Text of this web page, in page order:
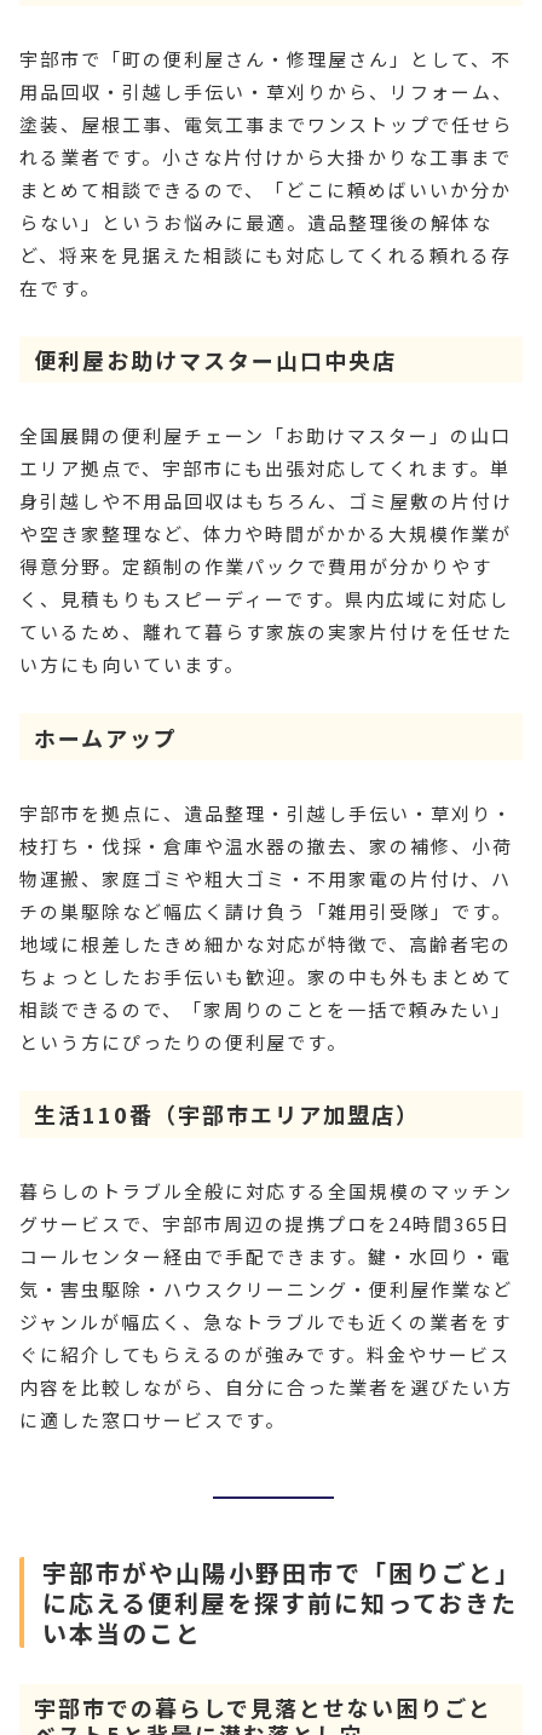
宇部市で「町の便利屋さん・修理屋さん」として、不
用品回収・引越し手伝い・草刈りから、リフォーム、
塗装、屋根工事、電気工事までワンストップで任せら
れる業者です。小さな片付けから大掛かりな工事まで
まとめて相談できるので、「どこに頼めばいいか分か
らない」というお悩みに最適。遺品整理後の解体な
ど、将来を見据えた相談にも対応してくれる頼れる存
在です。
便利屋お助けマスター山口中央店
全国展開の便利屋チェーン「お助けマスター」の山口
エリア拠点で、宇部市にも出張対応してくれます。単
身引越しや不用品回収はもちろん、ゴミ屋敷の片付け
や空き家整理など、体力や時間がかかる大規模作業が
得意分野。定額制の作業パックで費用が分かりやす
く、見積もりもスピーディーです。県内広域に対応し
ているため、離れて暮らす家族の実家片付けを任せた
い方にも向いています。
ホームアップ
宇部市を拠点に、遺品整理・引越し手伝い・草刈り・
枝打ち・伐採・倉庫や温水器の撤去、家の補修、小荷
物運搬、家庭ゴミや粗大ゴミ・不用家電の片付け、ハ
チの巣駆除など幅広く請け負う「雑用引受隊」です。
地域に根差したきめ細かな対応が特徴で、高齢者宅の
ちょっとしたお手伝いも歓迎。家の中も外もまとめて
相談できるので、「家周りのことを一括で頼みたい」
という方にぴったりの便利屋です。
生活110番（宇部市エリア加盟店）
暮らしのトラブル全般に対応する全国規模のマッチン
グサービスで、宇部市周辺の提携プロを24時間365日
コールセンター経由で手配できます。鍵・水回り・電
気・害虫駆除・ハウスクリーニング・便利屋作業など
ジャンルが幅広く、急なトラブルでも近くの業者をす
ぐに紹介してもらえるのが強みです。料金やサービス
内容を比較しながら、自分に合った業者を選びたい方
に適した窓口サービスです。
宇部市がや山陽小野田市で「困りごと」
に応える便利屋を探す前に知っておきた
い本当のこと
宇部市での暮らしで見落とせない困りごと